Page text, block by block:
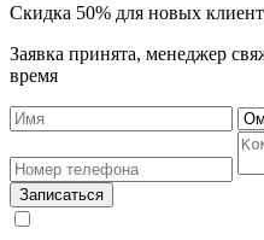
Скидка 50% для новых
Заявка принята, менеджер
время
Записаться